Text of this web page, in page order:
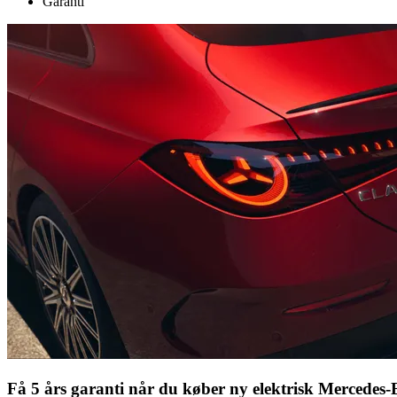
Få 5 års garanti når du køber ny elektrisk Mercedes-